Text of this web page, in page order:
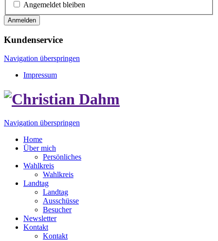
Angemeldet bleiben
Anmelden
Kundenservice
Navigation überspringen
Impressum
Navigation überspringen
Home
Über mich
Persönliches
Wahlkreis
Wahlkreis
Landtag
Landtag
Ausschüsse
Besucher
Newsletter
Kontakt
Kontakt